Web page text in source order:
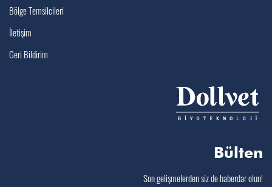
Bölge Temsilcileri
İletişim
Geri Bildirim
Bülten
Son gelişmelerden siz de haberdar olun!